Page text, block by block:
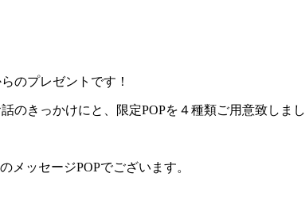
のプレゼントです！
のきっかけにと、限定POPを４種類ご用意致しまし
メッセージPOPでございます。